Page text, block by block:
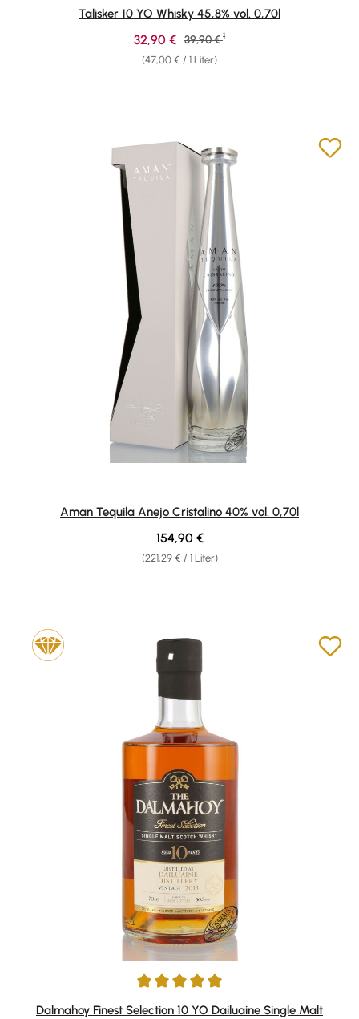
Durchschnittliche Bewertung von 4.78 von 5 Sternen
Talisker 10 YO Whisky 45,8% vol. 0,70l
(47,00 € / 1 Liter)
Verkaufspreis:
32,90 € Regulärer Preis:
39,90 € 1
Aman Tequila Anejo Cristalino 40% vol. 0,70l
(221,29 € / 1 Liter)
Regulärer Preis:
154,90 €
Durchschnittliche Bewertung von 5 von 5 Sternen
Dalmahoy Finest Selection 10 YO Dailuaine Single Malt